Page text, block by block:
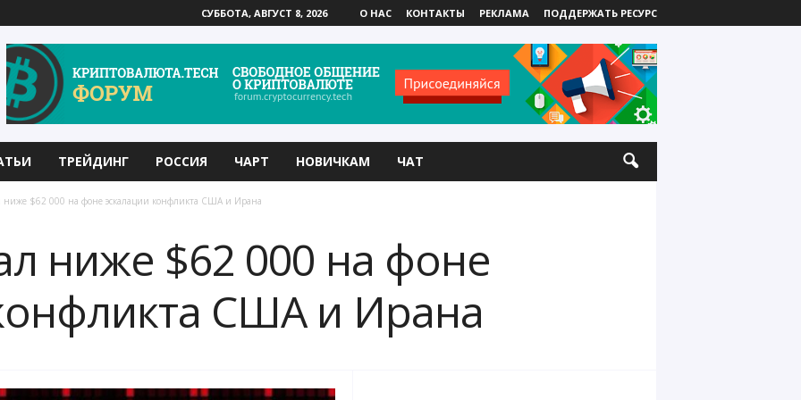
СУББОТА, АВГУСТ 8, 2026 О НАС КОНТАКТЫ РЕКЛАМА ПОДДЕРЖАТЬ РЕСУРС
ТРЕЙДИНГ РОССИЯ ЧАРТ НОВИЧКАМ ЧАТ
ниже $62 000 на фоне эскалации конфликта США и Ирана
ниже $62 000 на фоне
США и Ирана